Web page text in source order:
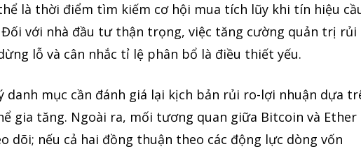
là thời điểm tìm kiếm cơ hội mua tích lũy khi tín hiệu
với nhà đầu tư thận trọng, việc tăng cường quản trị rủi
lỗ và cân nhắc tỉ lệ phân bổ là điều thiết yếu.
danh mục cần đánh giá lại kịch bản rủi ro-lợi nhuận dựa
gia tăng. Ngoài ra, mối tương quan giữa Bitcoin và Ether
dõi; nếu cả hai đồng thuận theo các động lực dòng vốn